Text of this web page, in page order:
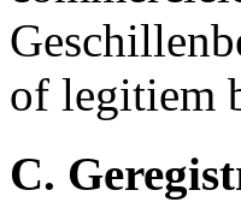
of legitiem
C.